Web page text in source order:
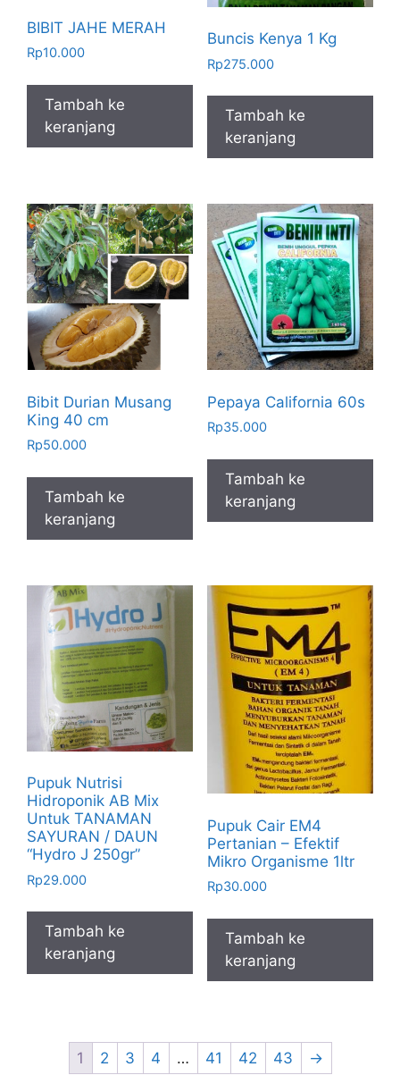
BIBIT JAHE MERAH
Rp10.000
Tambah ke
keranjang
Buncis Kenya 1 Kg
Rp275.000
Tambah ke
keranjang
Bibit Durian Musang
King 40 cm
Rp50.000
Tambah ke
keranjang
Pepaya California 60s
Rp35.000
Tambah ke
keranjang
Pupuk Nutrisi
Hidroponik AB Mix
Untuk TANAMAN
SAYURAN / DAUN
“Hydro J 250gr”
Rp29.000
Tambah ke
keranjang
Pupuk Cair EM4
Pertanian – Efektif
Mikro Organisme 1ltr
Rp30.000
Tambah ke
keranjang
1 2 3 4 … 41 42 43 →